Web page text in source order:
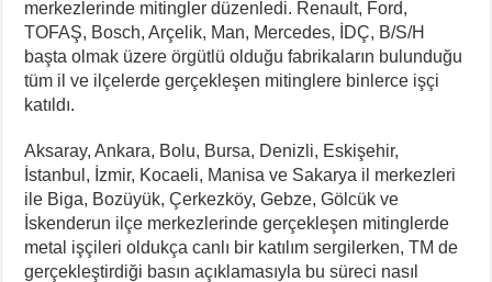
merkezlerinde mitingler düzenledi. Renault, Ford,
TOFAŞ, Bosch, Arçelik, Man, Mercedes, İDÇ, B/S/H
başta olmak üzere örgütlü olduğu fabrikaların bulunduğu
tüm il ve ilçelerde gerçekleşen mitinglere binlerce işçi
katıldı.
Aksaray, Ankara, Bolu, Bursa, Denizli, Eskişehir,
İstanbul, İzmir, Kocaeli, Manisa ve Sakarya il merkezleri
ile Biga, Bozüyük, Çerkezköy, Gebze, Gölcük ve
İskenderun ilçe merkezlerinde gerçekleşen mitinglerde
metal işçileri oldukça canlı bir katılım sergilerken, TM de
gerçekleştirdiği basın açıklamasıyla bu süreci nasıl